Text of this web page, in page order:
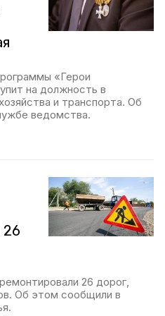
«Герои
на должность в
и транспорта. Об
ведомства.
26
26 дорог,
Об этом сообщили в